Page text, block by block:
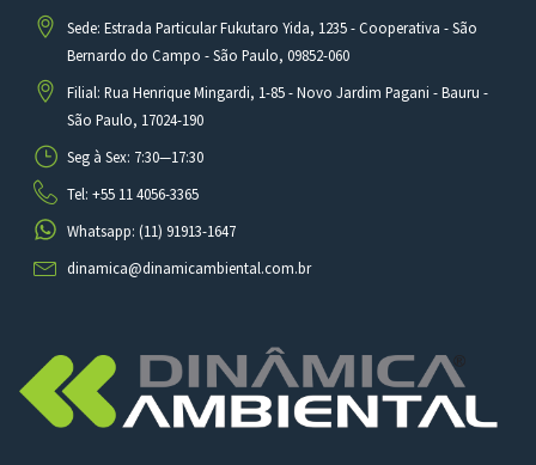
Sede: Estrada Particular Fukutaro Yida, 1235 - Cooperativa - São
Bernardo do Campo - São Paulo, 09852-060
Filial: Rua Henrique Mingardi, 1-85 - Novo Jardim Pagani - Bauru -
São Paulo, 17024-190
Seg à Sex: 7:30—17:30
Tel: +55 11 4056-3365
Whatsapp: (11) 91913-1647
dinamica@dinamicambiental.com.br